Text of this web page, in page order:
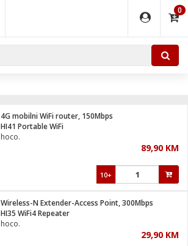
0
4G mobilni WiFi router, 150Mbps
HI41 Portable WiFi
hoco.
89,90 KM
10+
Wireless-N Extender-Access Point, 300Mbps
HI35 WiFi4 Repeater
hoco.
29,90 KM